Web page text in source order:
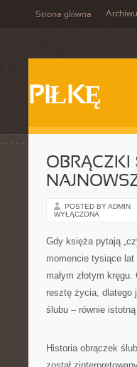
Strona główna
PIŁKĘ
OBRĄCZKI
POSTED BY ADMIN
WYŁĄCZONA
Gdy księża pytają
momencie tysiące
małym złotym
resztę życia, dlatego
ślubu – równie
Historia obrączek